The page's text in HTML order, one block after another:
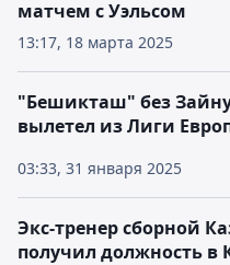
13:17, 18 марта 2025
матчем с Уэльсом
03:33, 31 января 2025
"Бешикташ" без
вылетел из Лиги
Экс-тренер сборной
получил должность в